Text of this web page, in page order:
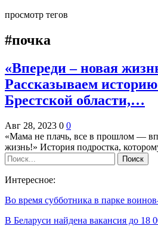
просмотр тегов
#почка
«Впереди – новая
Рассказываем историю
Брестской области,…
Авг 28, 2023 0 0
«Мама не плачь, все в прошлом —
жизнь!» История подростка,
Интересное:
Во время субботника в парке
В Беларуси найдена вакансия до 18